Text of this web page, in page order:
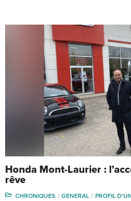
Honda Mont-Laurier :
rêve
CHRONIQUES GENERAL PROFIL